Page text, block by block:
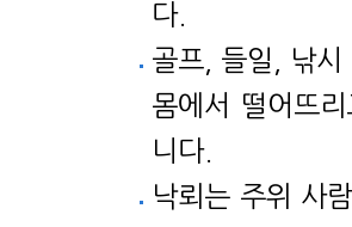
다.
골프, 들일, 낚
몸에서 떨어뜨
니다.
낙뢰는 주위 사